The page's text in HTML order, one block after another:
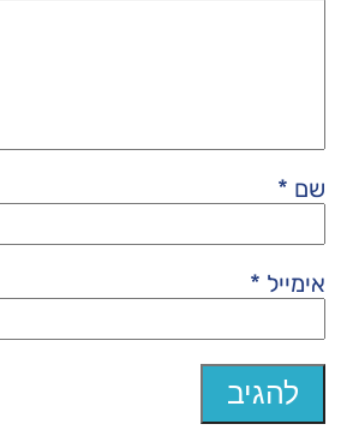
שם *
אימייל *